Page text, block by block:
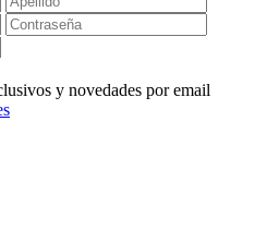
y novedades por email